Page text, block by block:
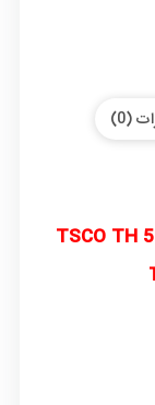
(0)